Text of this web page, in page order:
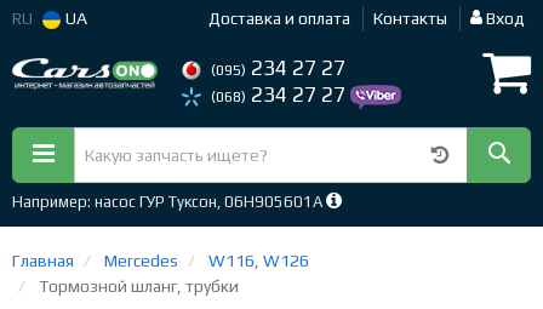
RU UA Доставка и оплата Контакты Вход
(095) 234 27 27
(068) 234 27 27
Например: насос ГУР Туксон, 06H905601A
Главная Mercedes
W116, W126
Тормозной шланг, трубки